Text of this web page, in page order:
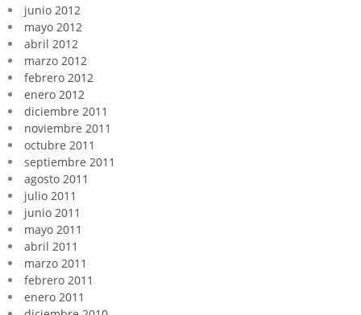
junio 2012
mayo 2012
abril 2012
marzo 2012
febrero 2012
enero 2012
diciembre 2011
noviembre 2011
octubre 2011
septiembre 2011
agosto 2011
julio 2011
junio 2011
mayo 2011
abril 2011
marzo 2011
febrero 2011
enero 2011